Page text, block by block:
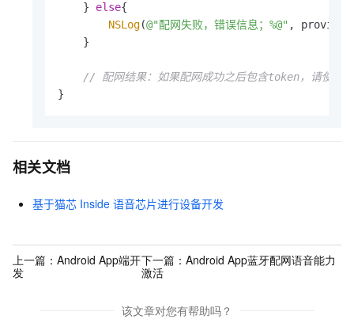
    }
else{
NSLog(@"配网失败，错误信息；%@" ,
    }
// 配网结果：如果配网成功之后包含token，请使用
}
相关文档
基于猫芯 Inside 语音芯片进行设备开发
上一篇： Android App端开
发
下一篇： Android App蓝牙配网语音能力
激活
该文章对您有帮助吗？